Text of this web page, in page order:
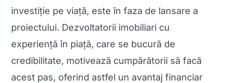
investiție pe viață, este în faza de lansare a
proiectului. Dezvoltatorii imobiliari cu
experiență în piață, care se bucură de
credibilitate, motivează cumpărătorii să facă
acest pas, oferind astfel un avantaj financiar